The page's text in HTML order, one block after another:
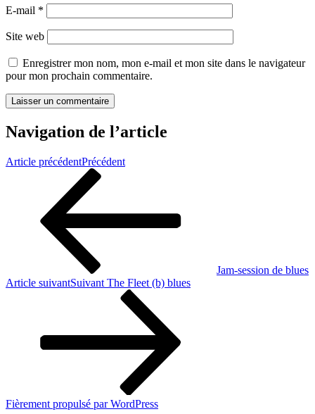
E-mail *
Site web
Enregistrer mon nom, mon e-mail et mon site dans le navigateur
pour mon prochain commentaire.
Navigation de l’article
Article précédentPrécédent
Jam-session de blues
Article suivantSuivant The Fleet (b) blues
Fièrement propulsé par WordPress